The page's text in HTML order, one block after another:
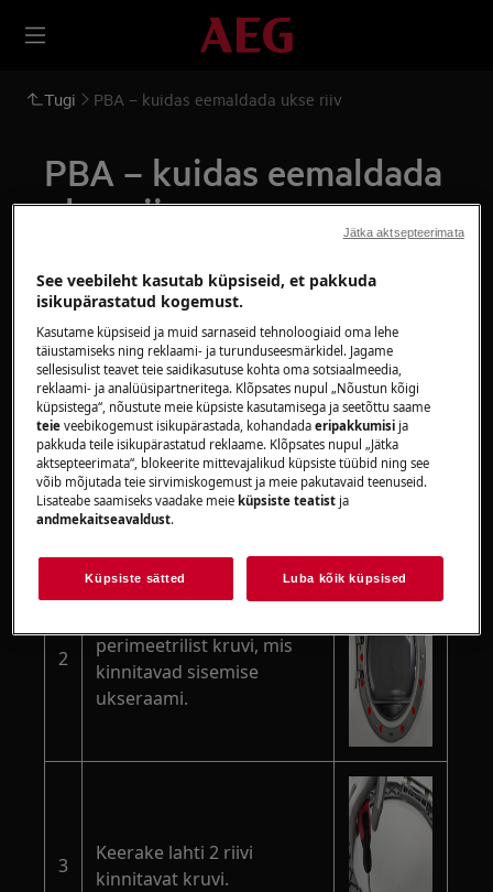
Tugi PBA – kuidas eemaldada ukse riiv
PBA – kuidas eemaldada
ukse riiv
Lahendus
1
Keerake lahti kruvid, mis
kinnitavad selle kapi külge.
2
perimeetrilist kruvi, mis
kinnitavad sisemise
ukseraami.
3
Keerake lahti 2 riivi
kinnitavat kruvi.
See veebileht kasutab küpsiseid, et pakkuda
isikupärastatud kogemust.
Kasutame küpsiseid ja muid sarnaseid tehnoloogiaid oma lehe
täiustamiseks ning reklaami- ja turunduseesmärkidel. Jagame
sellesisulist teavet teie saidikasutuse kohta oma sotsiaalmeedia,
reklaami- ja analüüsipartneritega. Klõpsates nupul „Nõustun kõigi
küpsistega“, nõustute meie küpsiste kasutamisega ja seetõttu saame
teie veebikogemust isikupärastada, kohandadaeripakkumisi ja
pakkuda teile isikupärastatud reklaame. Klõpsates nupul „Jätka
aktsepteerimata“, blokeerite mittevajalikud küpsiste tüübid ning see
võib mõjutada teie sirvimiskogemust ja meie pakutavaid teenuseid.
Lisateabe saamiseks vaadake meie küpsiste teatist ja
andmekaitseavaldust.
Küpsiste sätted Luba kõik küpsised
Jätka aktsepteerimata